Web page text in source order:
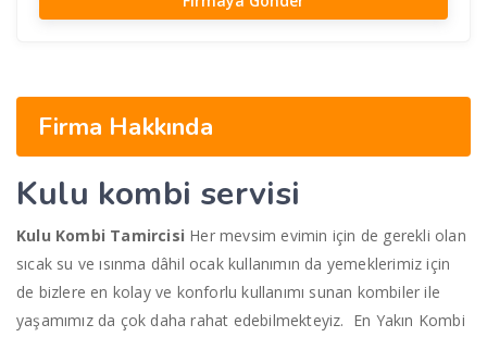
Firma Hakkında
Kulu kombi servisi
Kulu Kombi Tamircisi Her mevsim evimin için de gerekli olan
sıcak su ve ısınma dâhil ocak kullanımın da yemeklerimiz için
de bizlere en kolay ve konforlu kullanımı sunan kombiler ile
yaşamımız da çok daha rahat edebilmekteyiz. En Yakın Kombi